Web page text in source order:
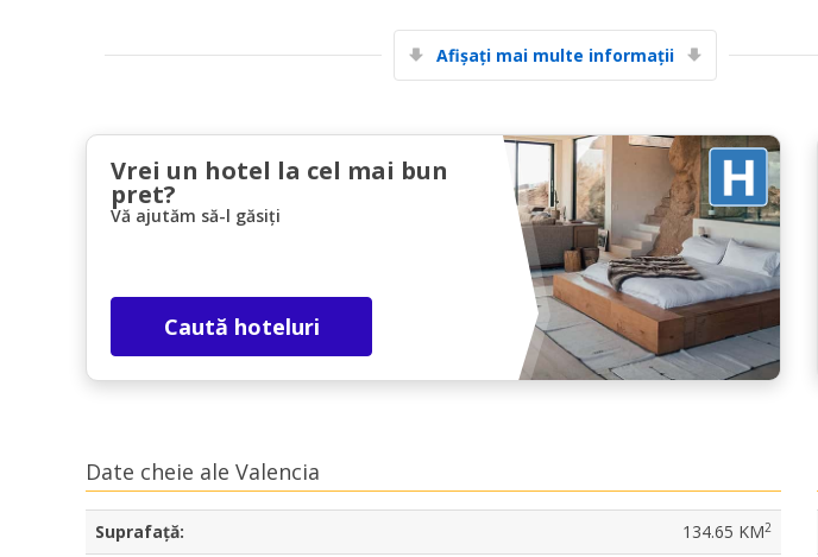
Afișați mai multe informații
Vrei un hotel la cel mai bun
pret?
Vă ajutăm să-l găsiți
Caută hoteluri
Date cheie ale Valencia
Suprafaţă: 134.65 KM2